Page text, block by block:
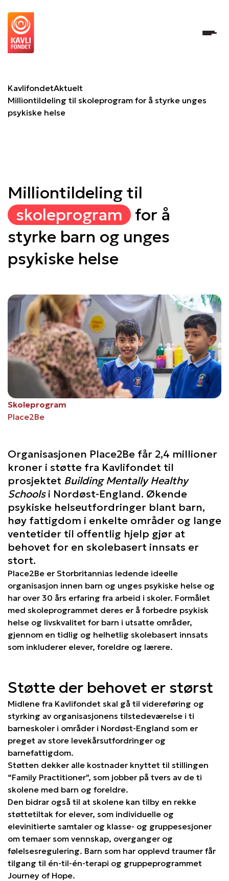
KavlifondetAktuelt
Milliontildeling til skoleprogram for å styrke unges
psykiske helse
Milliontildeling til
skoleprogram
for å
styrke barn og unges
psykiske helse
Skoleprogram
Place2Be
Organisasjonen Place2Be får 2,4 millioner
kroner i støtte fra Kavlifondet til
prosjektet Building Mentally Healthy
Schoolsi Nordøst-England. Økende
psykiske helseutfordringer blant barn,
høy fattigdom i enkelte områder og lange
ventetider til offentlig hjelp gjør at
behovet for en skolebasert innsats er
stort.
Place2Be er Storbritannias ledende ideelle
organisasjon innen barn og unges psykiske helse og
har over 30 års erfaring fra arbeid i skoler. Formålet
med skoleprogrammet deres er å forbedre psykisk
helse og livskvalitet for barn i utsatte områder,
gjennom en tidlig og helhetlig skolebasert innsats
som inkluderer elever, foreldre og lærere.
Støtte der behovet er størst
Midlene fra Kavlifondet skal gå til videreføring og
styrking av organisasjonens tilstedeværelse i ti
barneskoler i områder i Nordøst-England som er
preget av store levekårsutfordringer og
barnefattigdom.
Støtten dekker alle kostnader knyttet til stillingen
“Family Practitioner", som jobber på tvers av de ti
skolene med barn og foreldre.
Den bidrar også til at skolene kan tilby en rekke
støttetiltak for elever, som individuelle og
elevinitierte samtaler og klasse- og gruppesesjoner
om temaer som vennskap, overganger og
følelsesregulering. Barn som har opplevd traumer får
tilgang til én-til-én-terapi og gruppeprogrammet
Journey of Hope.